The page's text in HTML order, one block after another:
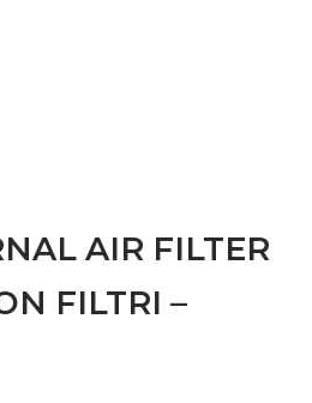
AIR FILTER
FILTRI –